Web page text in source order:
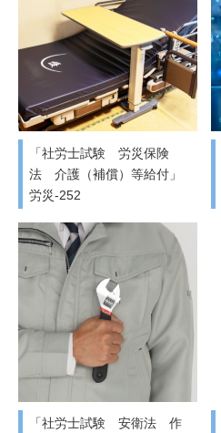
「社労士試験 労災保険
法 介護（補償）等給付」
労災-252
「社労士試験 安衛法 作